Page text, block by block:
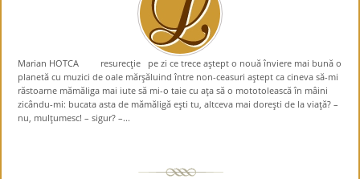
Marian HOTCA resurecţie pe zi ce trece aştept o nouă înviere mai bună o
planetă cu muzici de oale mărşăluind între non-ceasuri aştept ca cineva să-mi
răstoarne mămăliga mai iute să mi-o taie cu aţa să o mototolească în mâini
zicându-mi: bucata asta de mămăligă eşti tu, altceva mai doreşti de la viaţă? –
nu, mulţumesc! – sigur? –...